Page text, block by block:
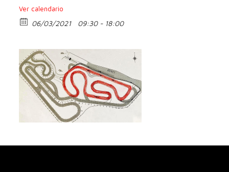
Ver calendario
06/03/2021 09:30 - 18:00